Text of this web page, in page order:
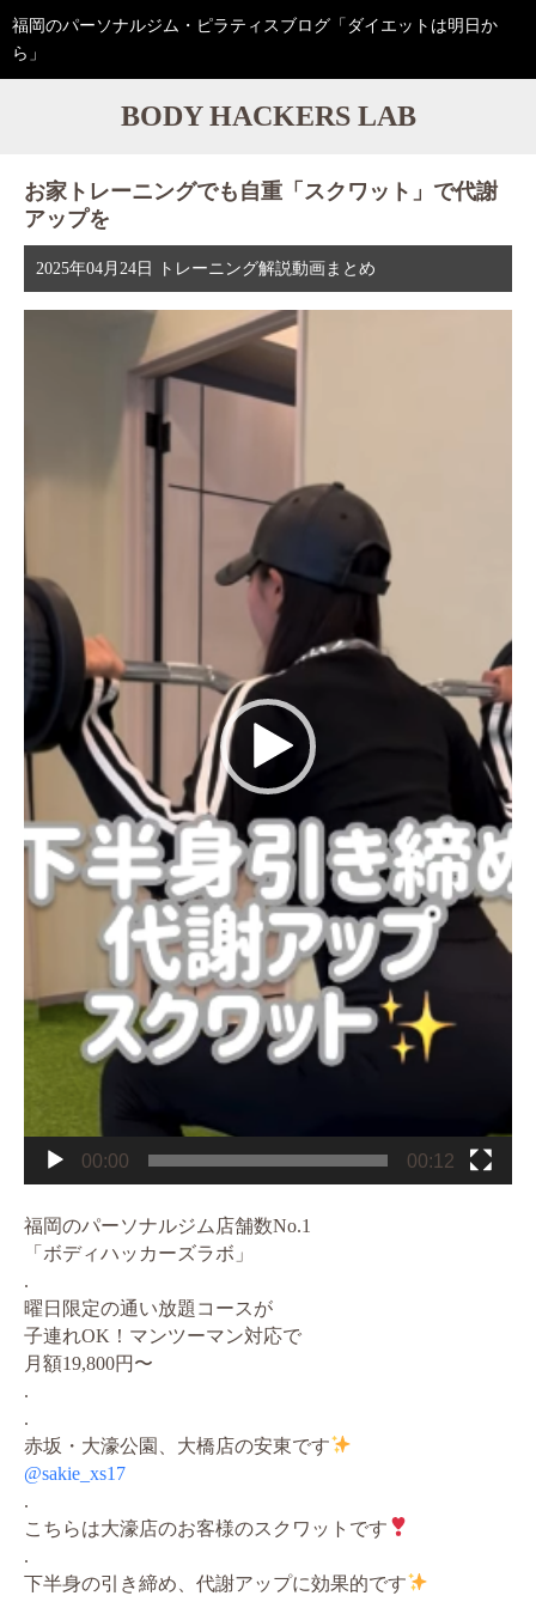
福岡のパーソナルジム・ピラティスブログ「ダイエットは明日か
ら」
BODY HACKERS LAB
お家トレーニングでも自重「スクワット」で代謝
アップを
2025年04月24日 トレーニング解説動画まとめ
00:00 00:12
福岡のパーソナルジム店舗数No.1
「ボディハッカーズラボ」
.
曜日限定の通い放題コースが
子連れOK！マンツーマン対応で
月額19,800円〜
.
.
赤坂・大濠公園、大橋店の安東です
@sakie_xs17
.
こちらは大濠店のお客様のスクワットです
.
下半身の引き締め、代謝アップに効果的です